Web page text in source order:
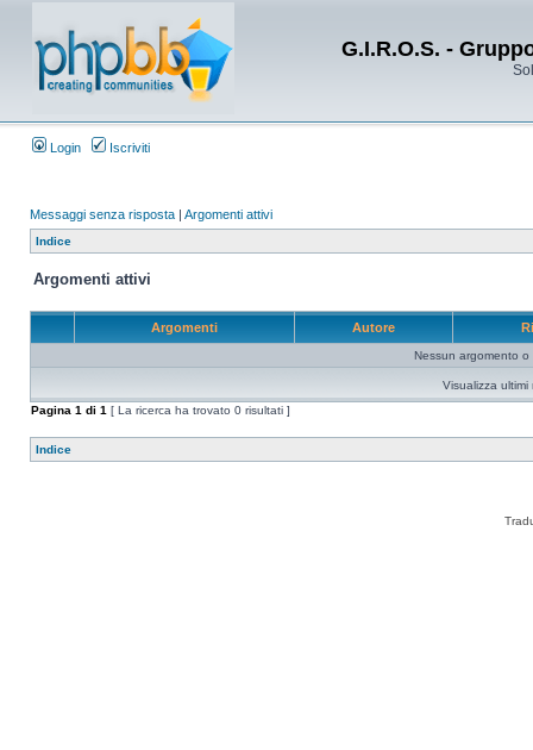
G.I.R.O.S. -
Login Iscriviti
Messaggi senza risposta | Argomenti attivi
Indice
Argomenti attivi
Argomenti Autore
Nessun argomento o
Visualizza ultimi
Pagina 1 di 1 [ La ricerca ha trovato 0 risultati ]
Indice